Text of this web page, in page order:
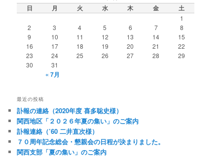
日 月 火 水 木 金 土
1
2
3 4 5 6 7
8
9
10 11 12 13 14
15
16
17 18 19 20 21
22
23
24 25 26 27 28
29
30
31
« 7月
最近の投稿
訃報の連絡（2020年度 喜多聡史様）
関西地区「２０２６年夏の集い」のご案内
訃報連絡（’60 二井直次様）
７０周年記念総会・懇親会の日程が決まりました。
関西支部「夏の集い」のご案内